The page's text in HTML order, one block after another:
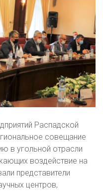
Распадской
совещание
в угольной отрасли
воздействие на
представители
центров,